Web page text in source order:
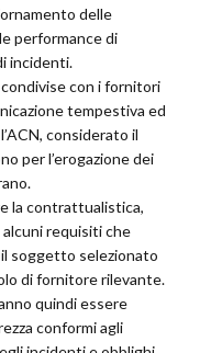
delle
performance di
incidenti.
con i fornitori
tempestiva ed
considerato il
per l’erogazione dei
la contrattualistica,
requisiti che
soggetto selezionato
di fornitore rilevante.
quindi essere
conformi agli